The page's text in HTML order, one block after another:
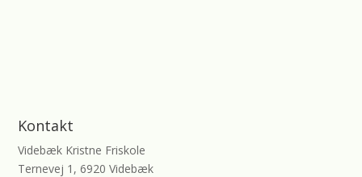
Kontakt
Videbæk Kristne Friskole
Ternevej 1, 6920 Videbæk